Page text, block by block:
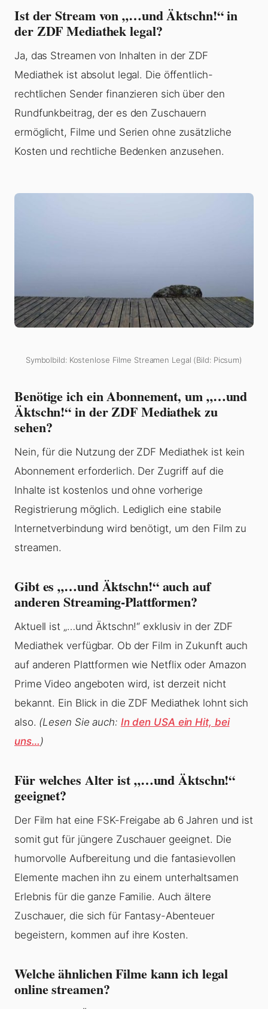
Ist der Stream von „…und Äktschn!“ in
der ZDF Mediathek legal?
Ja, das Streamen von Inhalten in der ZDF
Mediathek ist absolut legal. Die öffentlich-
rechtlichen Sender finanzieren sich über den
Rundfunkbeitrag, der es den Zuschauern
ermöglicht, Filme und Serien ohne zusätzliche
Kosten und rechtliche Bedenken anzusehen.
Symbolbild: Kostenlose Filme Streamen Legal (Bild: Picsum)
Benötige ich ein Abonnement, um „…und
Äktschn!“ in der ZDF Mediathek zu
sehen?
Nein, für die Nutzung der ZDF Mediathek ist kein
Abonnement erforderlich. Der Zugriff auf die
Inhalte ist kostenlos und ohne vorherige
Registrierung möglich. Lediglich eine stabile
Internetverbindung wird benötigt, um den Film zu
streamen.
Gibt es „…und Äktschn!“ auch auf
anderen Streaming-Plattformen?
Aktuell ist „…und Äktschn!“ exklusiv in der ZDF
Mediathek verfügbar. Ob der Film in Zukunft auch
auf anderen Plattformen wie Netflix oder Amazon
Prime Video angeboten wird, ist derzeit nicht
bekannt. Ein Blick in die ZDF Mediathek lohnt sich
also. (Lesen Sie auch: In den USA ein Hit, bei
uns…)
Für welches Alter ist „…und Äktschn!“
geeignet?
Der Film hat eine FSK-Freigabe ab 6 Jahren und ist
somit gut für jüngere Zuschauer geeignet. Die
humorvolle Aufbereitung und die fantasievollen
Elemente machen ihn zu einem unterhaltsamen
Erlebnis für die ganze Familie. Auch ältere
Zuschauer, die sich für Fantasy-Abenteuer
begeistern, kommen auf ihre Kosten.
Welche ähnlichen Filme kann ich legal
online streamen?